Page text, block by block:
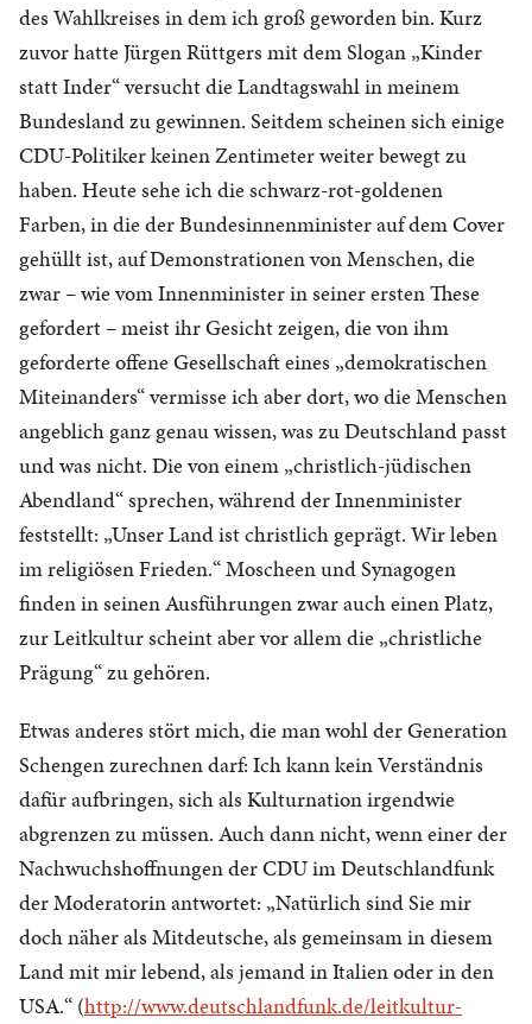
des Wahlkreises in dem ich groß geworden bin. Kurz
zuvor hatte Jürgen Rüttgers mit dem Slogan „Kinder
statt Inder“ versucht die Landtagswahl in meinem
Bundesland zu gewinnen. Seitdem scheinen sich einige
CDU-Politiker keinen Zentimeter weiter bewegt zu
haben. Heute sehe ich die schwarz-rot-goldenen
Farben, in die der Bundesinnenminister auf dem Cover
gehüllt ist, auf Demonstrationen von Menschen, die
zwar – wie vom Innenminister in seiner ersten These
gefordert – meist ihr Gesicht zeigen, die von ihm
geforderte offene Gesellschaft eines „demokratischen
Miteinanders“ vermisse ich aber dort, wo die Menschen
angeblich ganz genau wissen, was zu Deutschland passt
und was nicht. Die von einem „christlich-jüdischen
Abendland“ sprechen, während der Innenminister
feststellt: „Unser Land ist christlich geprägt. Wir leben
im religiösen Frieden.“ Moscheen und Synagogen
finden in seinen Ausführungen zwar auch einen Platz,
zur Leitkultur scheint aber vor allem die „christliche
Prägung“ zu gehören.
Etwas anderes stört mich, die man wohl der Generation
Schengen zurechnen darf: Ich kann kein Verständnis
dafür aufbringen, sich als Kulturnation irgendwie
abgrenzen zu müssen. Auch dann nicht, wenn einer der
Nachwuchshoffnungen der CDU im Deutschlandfunk
der Moderatorin antwortet: „Natürlich sind Sie mir
doch näher als Mitdeutsche, als gemeinsam in diesem
Land mit mir lebend, als jemand in Italien oder in den
USA.“ (http://www.deutschlandfunk.de/leitkultur-